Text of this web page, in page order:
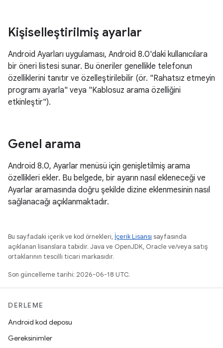
Kişiselleştirilmiş ayarlar
Android Ayarları uygulaması, Android 8.0'daki kullanıcılara
bir öneri listesi sunar. Bu öneriler genellikle telefonun
özelliklerini tanıtır ve özelleştirilebilir (ör. "Rahatsız etmeyin
programı ayarla" veya "Kablosuz arama özelliğini
etkinleştir").
Genel arama
Android 8.0, Ayarlar menüsü için genişletilmiş arama
özellikleri ekler. Bu belgede, bir ayarın nasıl ekleneceği ve
Ayarlar aramasında doğru şekilde dizine eklenmesinin nasıl
sağlanacağı açıklanmaktadır.
Bu sayfadaki içerik ve kod örnekleri, İçerik Lisansı sayfasında
açıklanan lisanslara tabidir. Java ve OpenJDK, Oracle ve/veya satış
ortaklarının tescilli ticari markasıdır.
Son güncelleme tarihi: 2026-06-18 UTC.
DERLEME
Android kod deposu
Gereksinimler